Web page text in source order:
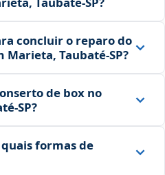
concluir o reparo do
Taubaté‑SP?
de box no
formas de